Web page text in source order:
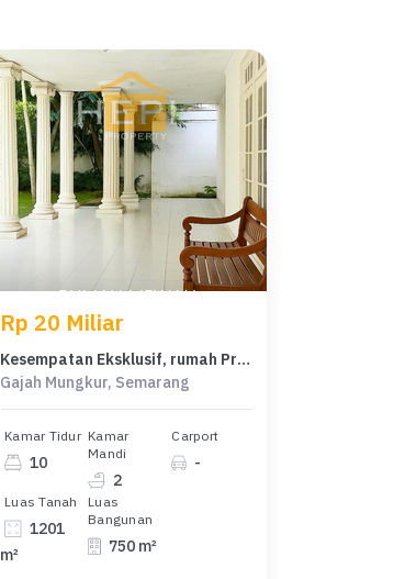
Rp 20 Miliar
Kesempatan Eksklusif, rumah Prestisius di Gajah Mungkur, Semarang, LB 750m²
Gajah Mungkur, Semarang
Kamar Tidur
10
Kamar
Mandi
2
Carport
-
Luas Tanah
1201
m²
Luas
Bangunan
750 m²